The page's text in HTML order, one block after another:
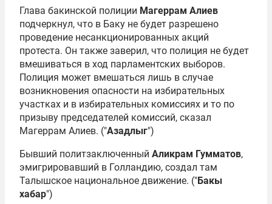
Глава бакинской полиции Магеррам Алиев
подчеркнул, что в Баку не будет разрешено
проведение несанкционированных акций
протеста. Он также заверил, что полиция не будет
вмешиваться в ход парламентских выборов.
Полиция может вмешаться лишь в случае
возникновения опасности на избирательных
участках и в избирательных комиссиях и то по
призыву председателей комиссий, сказал
Магеррам Алиев. ("Азадлыг")
Бывший политзаключенный Аликрам Гумматов,
эмигрировавший в Голландию, создал там
Талышское национальное движение. ("Бакы
хабар")